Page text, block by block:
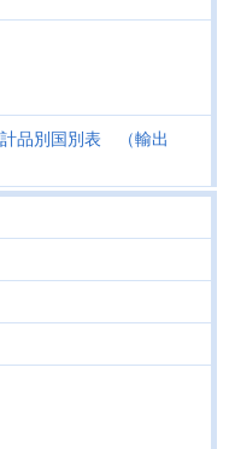
品別国別表 （輸出